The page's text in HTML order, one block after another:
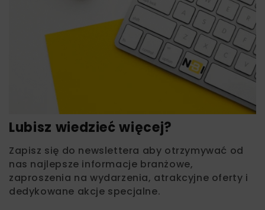
Lubisz wiedzieć więcej?
Zapisz się do newslettera aby otrzymywać od
nas najlepsze informacje branżowe,
zaproszenia na wydarzenia, atrakcyjne oferty i
dedykowane akcje specjalne.